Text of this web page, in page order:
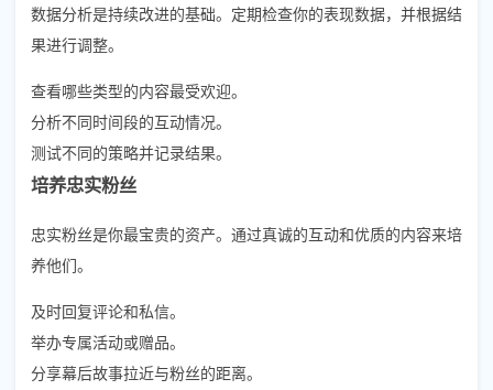
数据分析是持续改进的基础。定期检查你的表现数据，并根据结
果进行调整。
查看哪些类型的内容最受欢迎。
分析不同时间段的互动情况。
测试不同的策略并记录结果。
培养忠实粉丝
忠实粉丝是你最宝贵的资产。通过真诚的互动和优质的内容来培
养他们。
及时回复评论和私信。
举办专属活动或赠品。
分享幕后故事拉近与粉丝的距离。